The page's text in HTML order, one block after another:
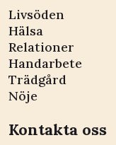
Livsöden
Hälsa
Relationer
Handarbete
Trädgård
Nöje
Kontakta oss